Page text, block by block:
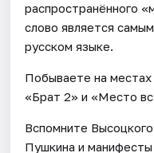
распространённого
слово является
русском языке.
Побываете на
«Брат 2» и «Место
Вспомните
Пушкина и